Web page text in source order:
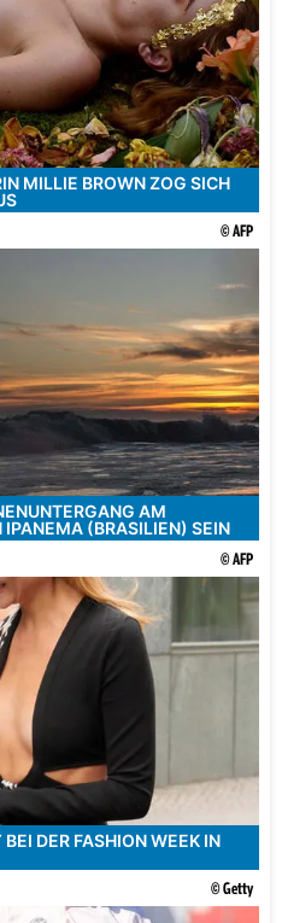
MILLIE BROWN ZOG SICH
© AFP
AM
IPANEMA (BRASILIEN) SEIN
© AFP
DER FASHION WEEK IN
© Getty